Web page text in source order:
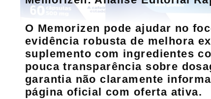
O Memorizen pode ajudar no
evidência robusta de melhora
suplemento com ingredientes
pouca transparência sobre
garantia não claramente
página oficial com oferta ativa.